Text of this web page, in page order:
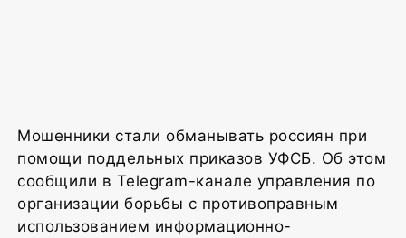
Мошенники стали обманывать россиян при
помощи поддельных приказов УФСБ. Об этом
сообщили в Telegram-канале управления по
организации борьбы с противоправным
использованием информационно-